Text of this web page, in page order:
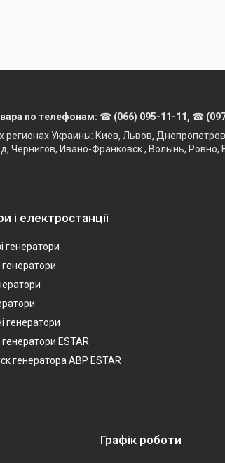
по телефонам: ☎ (066) 095-11-11, ☎
Украины: Киев, Львов,
Ивано-Франковск , Волынь,
і електростанції
генератори
генератори
ESTAR
генератора АВР ESTAR
Графік роботи